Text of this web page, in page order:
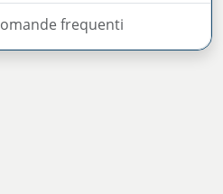
domande frequenti